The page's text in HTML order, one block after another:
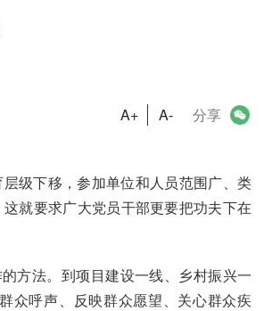
A+ A- 分享
级下移，参加单位和人员范围广、类
就要求广大党员干部更要把功夫下在
方法。到项目建设一线、乡村振兴一
众呼声、反映群众愿望、关心群众疾